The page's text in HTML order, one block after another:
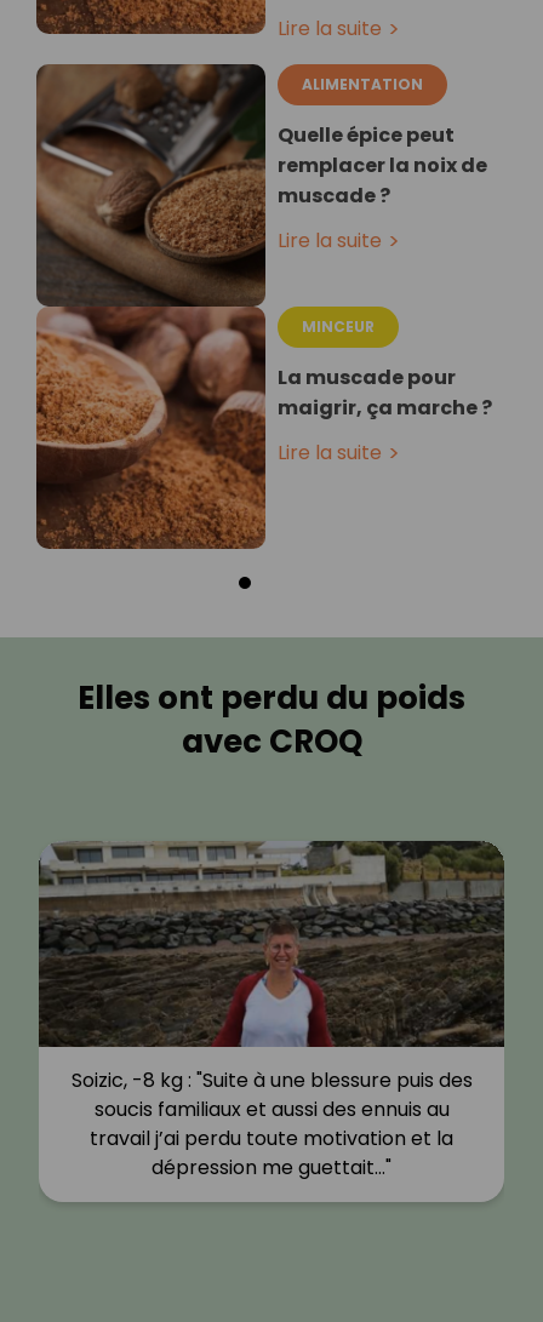
Lire la suite
ALIMENTATION
Quelle épice peut
remplacer la noix de
muscade ?
Lire la suite
MINCEUR
La muscade pour
maigrir, ça marche ?
Lire la suite
Elles ont perdu du poids
avec CROQ
Soizic, -8 kg : "Suite à une blessure puis des
soucis familiaux et aussi des ennuis au
travail j’ai perdu toute motivation et la
dépression me guettait…"